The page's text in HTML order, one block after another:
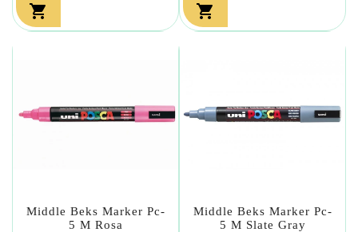
 
Middle Beks Marker Pc-
5 M Rosa
Middle Beks Marker Pc-
5 M Slate Gray